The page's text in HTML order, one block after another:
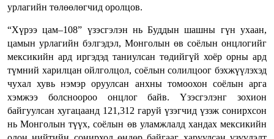
урлагийн төлөөлөгчид оролцов.
“Хүрээ цам–108” үзэсгэлэн нь Буддын шашны гүн ухаан,
цамын урлагийн бэлгэдэл, Монголын өв соёлын онцлогийг
мексикийн ард иргэдэд таниулсан төдийгүй хоёр орны ард
түмний харилцан ойлголцол, соёлын солилцоог бэхжүүлэхэд
чухал хувь нэмэр оруулсан анхны томоохон соёлын арга
хэмжээ болсноороо онцлог байв. Үзэсгэлэнг зохион
байгуулсан хугацаанд 121,312 гаруй үзэгчид үзэж сонирхсон
нь Монголын түүх, соёлын өв уламжлалд хандах мексикийн